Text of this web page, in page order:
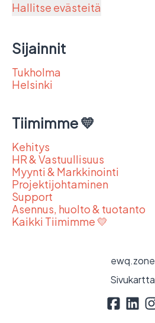
Hallitse evästeitä
Sijainnit
Tukholma
Helsinki
Tiimimme 💛
Kehitys
HR & Vastuullisuus
Myynti & Markkinointi
Projektijohtaminen
Support
Asennus, huolto & tuotanto
Kaikki Tiimimme 💛
ewq.zone
Sivukartta